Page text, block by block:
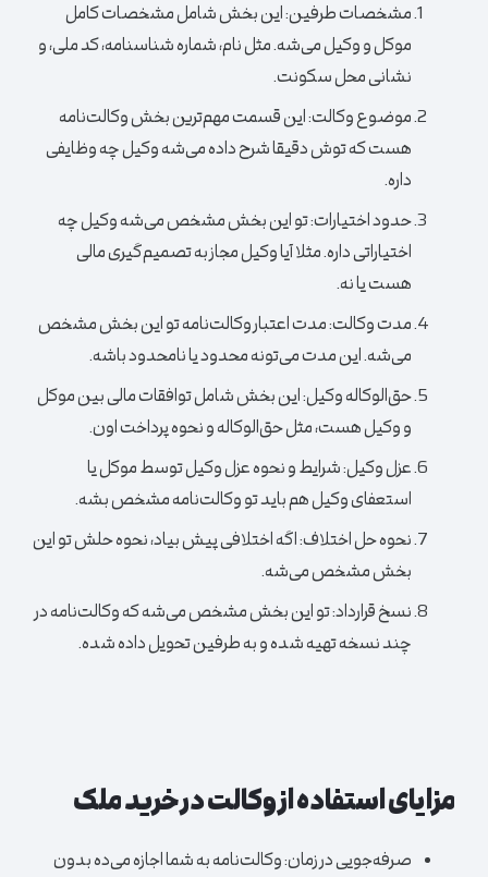
مشخصات طرفین:این بخش شامل مشخصات کامل
موکل و وکیل می‌شه. مثل نام، شماره شناسنامه، کد ملی، و
نشانی محل سکونت.
موضوع وکالت:این قسمت مهم‌ترین بخش وکالت‌نامه
هست که توش دقیقا شرح داده می‌شه وکیل چه وظایفی
داره.
حدود اختیارات:تو این بخش مشخص می‌شه وکیل چه
اختیاراتی داره. مثلا آیا وکیل مجاز به تصمیم‌گیری مالی
هست یا نه.
مدت وکالت:مدت اعتبار وکالت‌نامه تو این بخش مشخص
می‌شه. این مدت می‌تونه محدود یا نامحدود باشه.
حق‌الوکاله وکیل:این بخش شامل توافقات مالی بین موکل
و وکیل هست، مثل حق‌الوکاله و نحوه پرداخت اون.
عزل وکیل:شرایط و نحوه عزل وکیل توسط موکل یا
استعفای وکیل هم باید تو وکالت‌نامه مشخص بشه.
نحوه حل اختلاف:اگه اختلافی پیش بیاد، نحوه حلش تو این
بخش مشخص می‌شه.
نسخ قرارداد:تو این بخش مشخص می‌شه که وکالت‌نامه در
چند نسخه تهیه شده و به طرفین تحویل داده شده.
مزایای استفاده از وکالت در خرید ملک
صرفه‌جویی در زمان:وکالت‌نامه به شما اجازه می‌ده بدون